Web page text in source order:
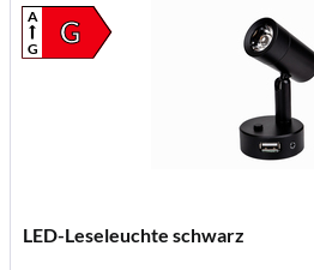
G
A
G
LED-Leseleuchte schwarz